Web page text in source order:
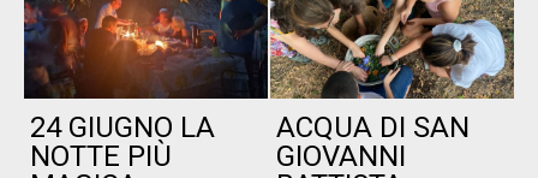
24 GIUGNO LA
NOTTE PIÙ
ACQUA DI SAN
GIOVANNI